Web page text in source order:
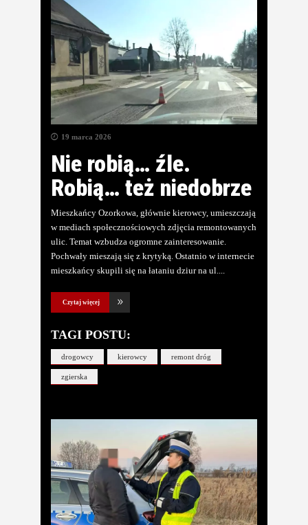
19 marca 2026
Nie robią… źle.
Robią… też niedobrze
Mieszkańcy Ozorkowa, głównie kierowcy, umieszczają
w mediach społecznościowych zdjęcia remontowanych
ulic. Temat wzbudza ogromne zainteresowanie.
Pochwały mieszają się z krytyką. Ostatnio w internecie
mieszkańcy skupili się na łataniu dziur na ul.
Czytaj więcej
TAGI POSTU:
drogowcy kierowcy remont dróg
zgierska